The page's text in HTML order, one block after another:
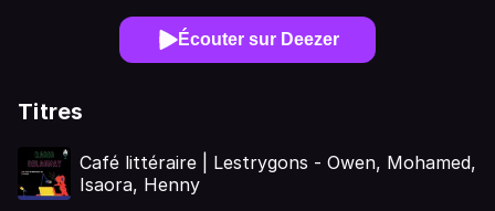
Écouter sur Deezer
Titres
Café littéraire | Lestrygons - Owen, Mohamed,
Isaora, Henny